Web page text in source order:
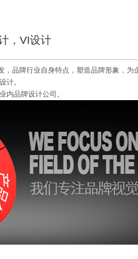
，VI设计
，品牌行业自身特点，塑造品牌形象，
计。
内品牌设计公司。